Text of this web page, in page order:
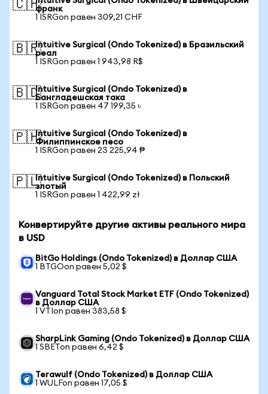
🇨🇭франк
1 ISRGon равен 309,21 CHF
🇧🇷Intuitive Surgical (Ondo Tokenized) в Бразильский
реал
1 ISRGon равен 1 943,98 R$
🇧🇩Intuitive Surgical (Ondo Tokenized) в
Бангладешская така
1 ISRGon равен 47 199,35 ৳
🇵🇭Intuitive Surgical (Ondo Tokenized) в
Филиппинское песо
1 ISRGon равен 23 225,94 ₱
🇵🇱Intuitive Surgical (Ondo Tokenized) в Польский
злотый
1 ISRGon равен 1 422,99 zł
Конвертируйте другие активы реального мира
в USD
BitGo Holdings (Ondo Tokenized) в Доллар США
1 BTGOon равен 5,02 $
Vanguard Total Stock Market ETF (Ondo Tokenized)
в Доллар США
1 VTIon равен 383,58 $
SharpLink Gaming (Ondo Tokenized) в Доллар США
1 SBETon равен 6,42 $
Terawulf (Ondo Tokenized) в Доллар США
1 WULFon равен 17,05 $